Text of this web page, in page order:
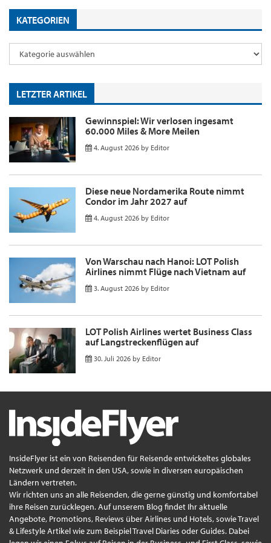
KATEGORIEN
LETZTER ARTIKEL
Gewinnspiel: Wir verlosen ingesamt
60.000 Miles & More Meilen
4. August 2026 by Editor
Diese neue Nordamerika Route nimmt
Condor im Jahr 2027 auf
4. August 2026 by Editor
Von Warschau nach Hanoi: LOT Polish
Airlines nimmt Flüge nach Vietnam auf
3. August 2026 by Editor
LOT Polish Airlines wertet Business Class
auf Langstreckenflügen auf
30. Juli 2026 by Editor
InsideFlyer ist ein von Reisenden für Reisende entwickeltes globales
Netzwerk und derzeit in den USA, sowie in diversen europäischen
Ländern vertreten.
Wir richten uns an alle Reisenden, die gerne günstig und komfortabel
ihre Reisen zurücklegen. Auf unserem Blog findet Ihr aktuelle
Angebote, Promotions, Reviews über Airlines und Hotels, sowie Travel
& Lifestyle Artikel wie zum Beispiel Travel Diaries oder Guides. Dabei